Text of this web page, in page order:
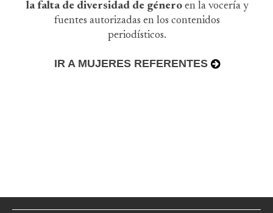
la falta de diversidad de género en la vocería y
fuentes autorizadas en los contenidos
periodísticos.
IR A MUJERES REFERENTES